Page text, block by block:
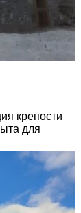
крепости
для